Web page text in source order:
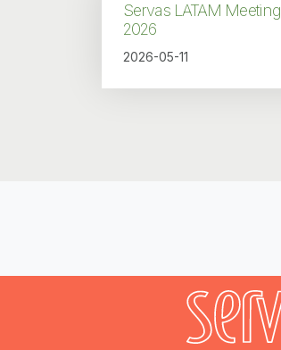
Servas LATAM Meeting
2026
2026-05-11